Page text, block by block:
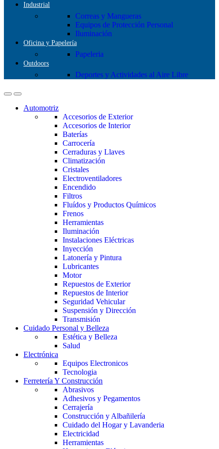
Industrial
Correas y Mangueras
Equipos de Protección Personal
Iluminación
Oficina y Papelería
Papeleria
Outdoors
Deportes y Actividades al Aire Libre
Automotriz
Accesorios de Exterior
Accesorios de Interior
Baterías
Carrocería
Cerraduras y Llaves
Climatización
Cristales
Electroventiladores
Encendido
Filtros
Fluídos y Productos Químicos
Frenos
Herramientas
Iluminación
Instalaciones Eléctricas
Inyección
Latonería y Pintura
Lubricantes
Motor
Repuestos de Exterior
Repuestos de Interior
Seguridad Vehicular
Suspensión y Dirección
Transmisión
Cuidado Personal y Belleza
Estética y Belleza
Salud
Electrónica
Equipos Electronicos
Tecnologia
Ferretería Y Construcción
Abrasivos
Adhesivos y Pegamentos
Cerrajería
Construcción y Albañilería
Cuidado del Hogar y Lavanderia
Electricidad
Herramientas